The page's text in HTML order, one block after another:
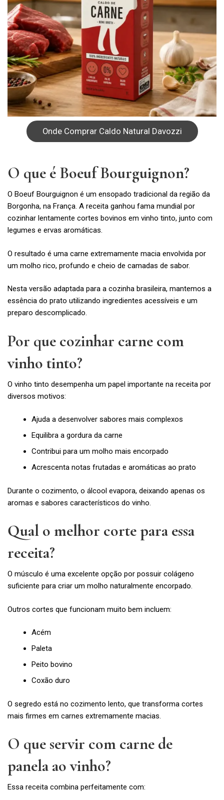
Onde Comprar Caldo Natural Davozzi
O que é Boeuf Bourguignon?
O Boeuf Bourguignon é um ensopado tradicional da região da
Borgonha, na França. A receita ganhou fama mundial por
cozinhar lentamente cortes bovinos em vinho tinto, junto com
legumes e ervas aromáticas.
O resultado é uma carne extremamente macia envolvida por
um molho rico, profundo e cheio de camadas de sabor.
Nesta versão adaptada para a cozinha brasileira, mantemos a
essência do prato utilizando ingredientes acessíveis e um
preparo descomplicado.
Por que cozinhar carne com
vinho tinto?
O vinho tinto desempenha um papel importante na receita por
diversos motivos:
Ajuda a desenvolver sabores mais complexos
Equilibra a gordura da carne
Contribui para um molho mais encorpado
Acrescenta notas frutadas e aromáticas ao prato
Durante o cozimento, o álcool evapora, deixando apenas os
aromas e sabores característicos do vinho.
Qual o melhor corte para essa
receita?
O músculo é uma excelente opção por possuir colágeno
suficiente para criar um molho naturalmente encorpado.
Outros cortes que funcionam muito bem incluem:
Acém
Paleta
Peito bovino
Coxão duro
O segredo está no cozimento lento, que transforma cortes
mais firmes em carnes extremamente macias.
O que servir com carne de
panela ao vinho?
Essa receita combina perfeitamente com: